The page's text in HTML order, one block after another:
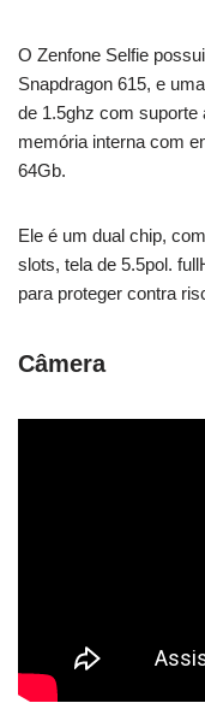
O Zenfone Selfie
Snapdragon 615, e
de 1.5ghz com suporte
memória interna com
64Gb.
Ele é um dual chip,
slots, tela de 5.5pol.
para proteger contra
Câmera